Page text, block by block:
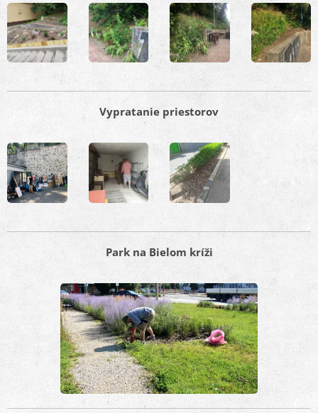
Vypratanie priestorov
Park na Bielom kríži